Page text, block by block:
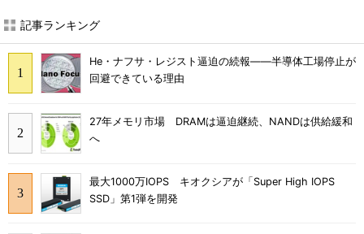
記事ランキング
He・ナフサ・レジスト逼迫の続報――半導体工場停止が
回避できている理由
27年メモリ市場 DRAMは逼迫継続、NANDは供給緩和
へ
最大1000万IOPS キオクシアが「Super High IOPS
SSD」第1弾を開発